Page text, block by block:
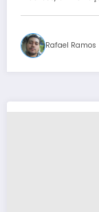
Rafael Ramos